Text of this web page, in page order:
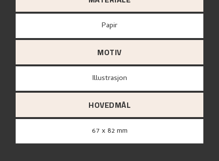
papir
MOTIV
Illustrasjon
HOVEDMÅL
67 x 82 mm